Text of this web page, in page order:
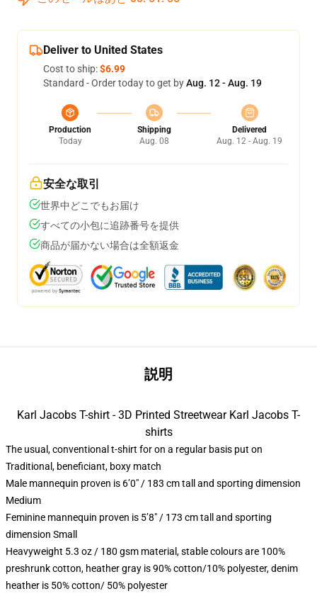
Deliver to United States
Cost to ship:$6.99
Standard - Order today to get byAug. 12 - Aug. 19
Production
Today
Shipping
Aug. 08
Delivered
Aug. 12 - Aug. 19
安全な取引
世界中どこでもお届け
すべての小包に追跡番号を提供
商品が届かない場合は全額返金
説明
Karl Jacobs T-shirt - 3D Printed Streetwear Karl Jacobs T-
shirts
The usual, conventional t-shirt for on a regular basis put on
Traditional, beneficiant, boxy match
Male mannequin proven is 6’0″ / 183 cm tall and sporting dimension
Medium
Feminine mannequin proven is 5’8″ / 173 cm tall and sporting
dimension Small
Heavyweight 5.3 oz / 180 gsm material, stable colours are 100%
preshrunk cotton, heather gray is 90% cotton/10% polyester, denim
heather is 50% cotton/ 50% polyester